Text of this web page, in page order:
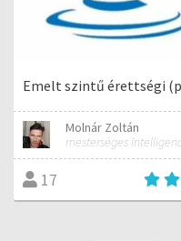
Emelt szintű érettségi
Molnár Zoltán
mesterséges
17